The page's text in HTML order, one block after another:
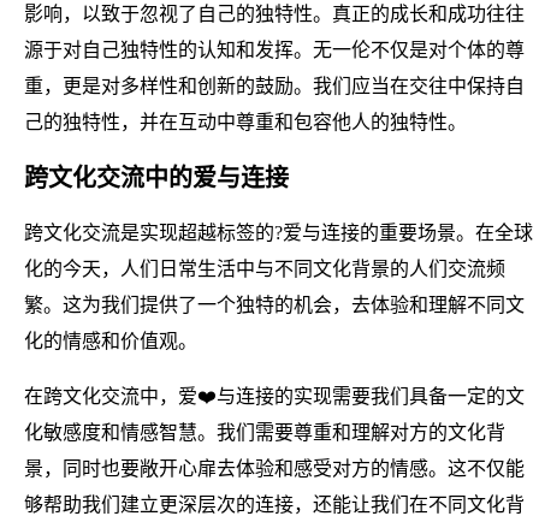
影响，以致于忽视了自己的独特性。真正的成长和成功往往
源于对自己独特性的认知和发挥。无一伦不仅是对个体的尊
重，更是对多样性和创新的鼓励。我们应当在交往中保持自
己的独特性，并在互动中尊重和包容他人的独特性。
跨文化交流中的爱与连接
跨文化交流是实现超越标签的?爱与连接的重要场景。在全球
化的今天，人们日常生活中与不同文化背景的人们交流频
繁。这为我们提供了一个独特的机会，去体验和理解不同文
化的情感和价值观。
在跨文化交流中，爱❤️与连接的实现需要我们具备一定的文
化敏感度和情感智慧。我们需要尊重和理解对方的文化背
景，同时也要敞开心扉去体验和感受对方的情感。这不仅能
够帮助我们建立更深层次的连接，还能让我们在不同文化背